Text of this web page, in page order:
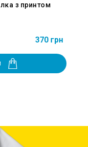
з принтом
370 грн